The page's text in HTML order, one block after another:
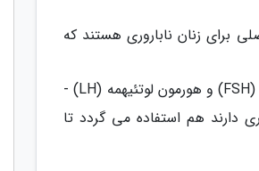
برای زنان ناباروری هستند که
دارو های باروری عملکردی شبیه به هورمون های طبیعی - هورمون تحریک نماینده فولیکول (FSH) و هورمون لوتئیهمه (LH) -
دارند هم استفاده می گردد تا